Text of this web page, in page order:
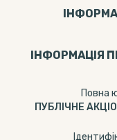
ІНФОРМАЦІЯ
Повна
ПУБЛІЧНЕ